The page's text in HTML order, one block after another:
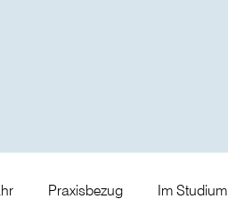
Praxisbezug Im Studium